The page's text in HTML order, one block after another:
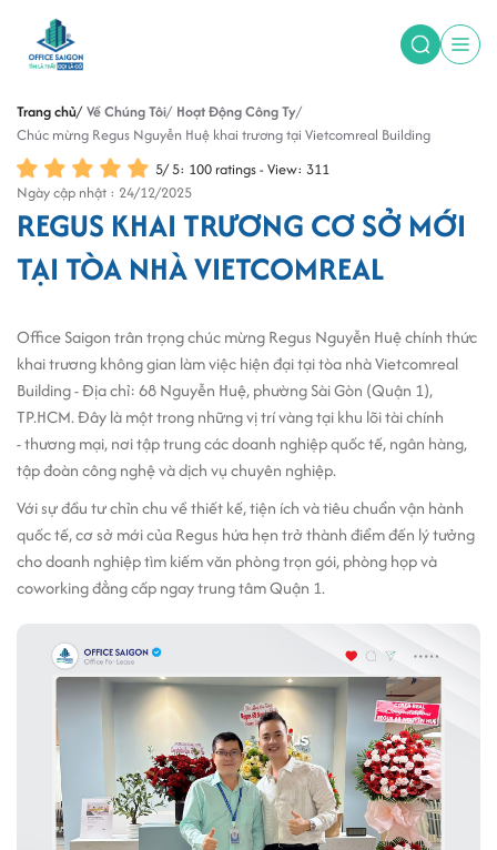
Trang chủ Về Chúng Tôi Hoạt Động Công Ty
Chúc mừng Regus Nguyễn Huệ khai trương tại Vietcomreal Building
5/5: 100 ratings - View: 311
Ngày cập nhật : 24/12/2025
REGUS KHAI TRƯƠNG CƠ SỞ MỚI
TẠI TÒA NHÀ VIETCOMREAL
Office Saigon trân trọng chúc mừng Regus Nguyễn Huệ chính thức
khai trương không gian làm việc hiện đại tại tòa nhà Vietcomreal
Building - Địa chỉ: 68 Nguyễn Huệ, phường Sài Gòn (Quận 1),
TP.HCM. Đây là một trong những vị trí vàng tại khu lõi tài chính
- thương mại, nơi tập trung các doanh nghiệp quốc tế, ngân hàng,
tập đoàn công nghệ và dịch vụ chuyên nghiệp.
Với sự đầu tư chỉn chu về thiết kế, tiện ích và tiêu chuẩn vận hành
quốc tế, cơ sở mới của Regus hứa hẹn trở thành điểm đến lý tưởng
cho doanh nghiệp tìm kiếm văn phòng trọn gói, phòng họp và
coworking đẳng cấp ngay trung tâm Quận 1.